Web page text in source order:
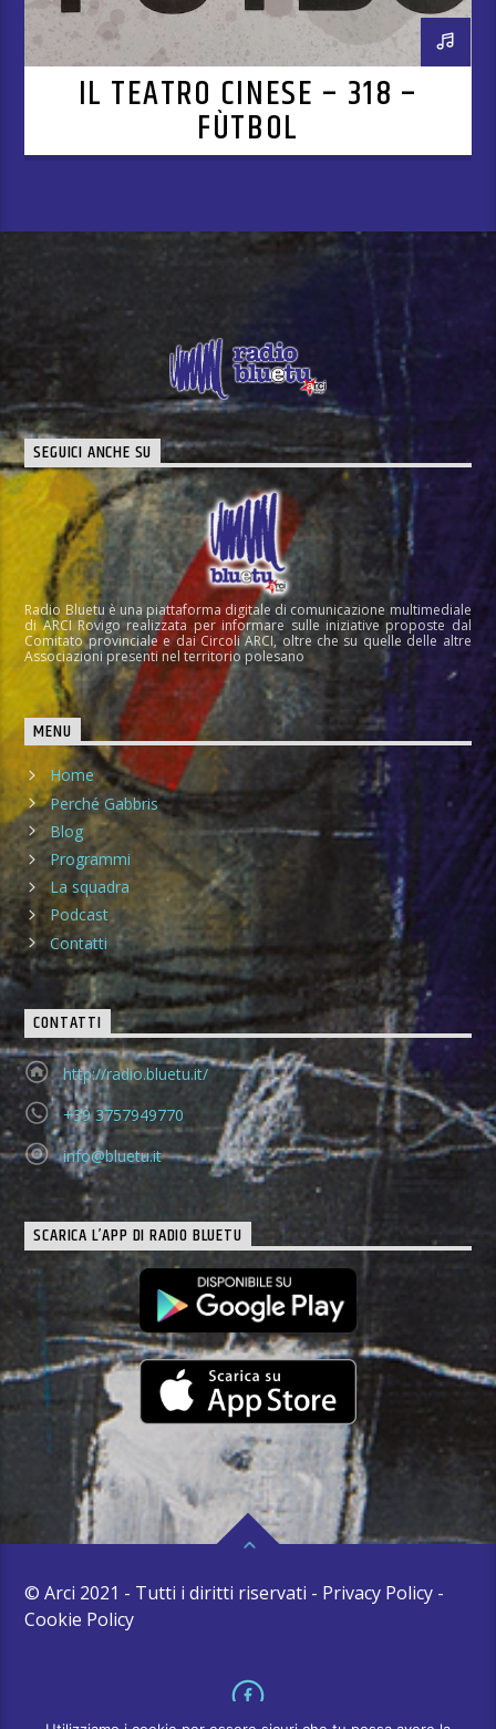
IL TEATRO CINESE – 318 –
FÙTBOL
SEGUICI ANCHE SU
Radio Bluetu è una piattaforma digitale di comunicazione multimediale
di ARCI Rovigo realizzata per informare sulle iniziative proposte dal
Comitato provinciale e dai Circoli ARCI, oltre che su quelle delle altre
Associazioni presenti nel territorio polesano
MENU
Home
Perché Gabbris
Blog
Programmi
La squadra
Podcast
Contatti
CONTATTI
http://radio.bluetu.it/
+39 3757949770
info@bluetu.it
SCARICA L’APP DI RADIO BLUETU
© Arci 2021 - Tutti i diritti riservati - Privacy Policy -
Cookie Policy